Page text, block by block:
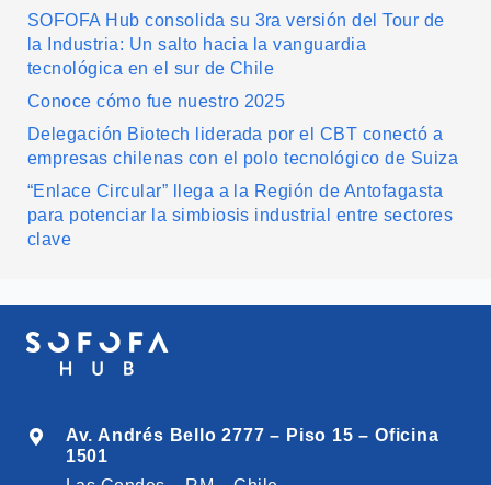
SOFOFA Hub consolida su 3ra versión del Tour de
la Industria: Un salto hacia la vanguardia
tecnológica en el sur de Chile
Conoce cómo fue nuestro 2025
Delegación Biotech liderada por el CBT conectó a
empresas chilenas con el polo tecnológico de Suiza
“Enlace Circular” llega a la Región de Antofagasta
para potenciar la simbiosis industrial entre sectores
clave
Av. Andrés Bello 2777 – Piso 15 – Oficina
1501